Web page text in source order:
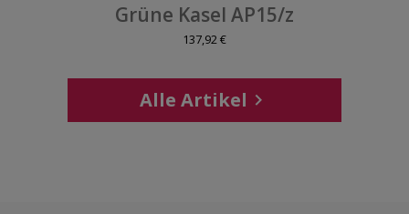
Grüne Kasel AP15/z
137,92 €
Alle Artikel 